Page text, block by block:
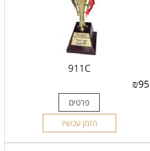
911C
₪95
פרטים
הזמן עכשיו